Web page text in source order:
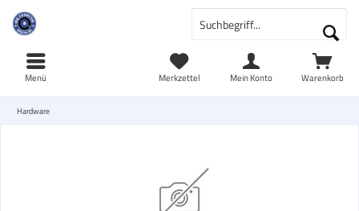
Warenkorb
Merkzettel Mein Konto
Menü
Hardware